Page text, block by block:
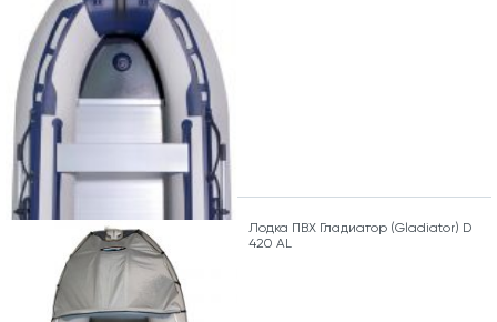
Лодка ПВХ Гладиатор (Gladiator) D
420 AL